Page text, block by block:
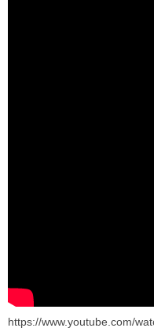
https://www.youtube.com/